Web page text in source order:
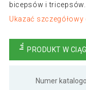
bicepsów i tricepsów.
Ukazać szczegółowy
PRODUKT W
Numer